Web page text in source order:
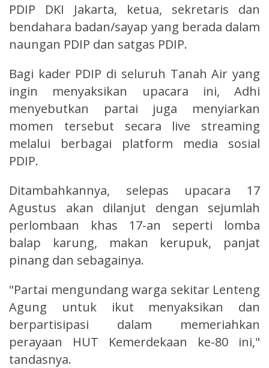
PDIP DKI Jakarta, ketua, sekretaris dan
bendahara badan/sayap yang berada dalam
naungan PDIP dan satgas PDIP.
Bagi kader PDIP di seluruh Tanah Air yang
ingin menyaksikan upacara ini, Adhi
menyebutkan partai juga menyiarkan
momen tersebut secara live streaming
melalui berbagai platform media sosial
PDIP.
Ditambahkannya, selepas upacara 17
Agustus akan dilanjut dengan sejumlah
perlombaan khas 17-an seperti lomba
balap karung, makan kerupuk, panjat
pinang dan sebagainya.
"Partai mengundang warga sekitar Lenteng
Agung untuk ikut menyaksikan dan
berpartisipasi dalam memeriahkan
perayaan HUT Kemerdekaan ke-80 ini,"
tandasnya.